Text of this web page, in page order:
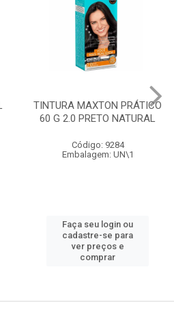
TINTURA MAXTON PRÁTICO
60 G 2.0 PRETO NATURAL
Código: 9284
Embalagem: UN\1
Faça seu login ou
cadastre-se para
ver preços e
comprar